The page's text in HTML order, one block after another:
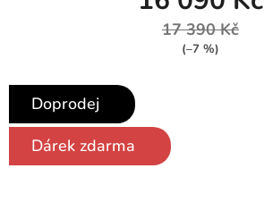
17 390 Kč
(–7 %)
Doprodej
Dárek zdarma